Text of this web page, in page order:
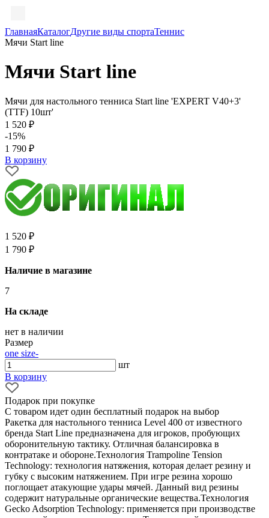
ГлавнаяКаталогДругие виды спортаТеннис
Мячи Start line
Мячи Start line
Мячи для настольного тенниса Start line 'EXPERT V40+3'
(TTF) 10шт'
1 520 ₽
-15%
1 790 ₽
В корзину
1 520 ₽
1 790 ₽
Наличие в магазине
7
На складе
нет в наличии
Размер
one size-
шт
В корзину
Подарок при покупке
С товаром идет один бесплатный подарок на выбор
Ракетка для настольного тенниса Level 400 от известного
бренда Start Line предназначена для игроков, пробующих
оборонительную тактику. Отличная балансировка в
контратаке и обороне.Технология Trampoline Tension
Technology: технология натяжения, которая делает резину и
губку с высоким натяжением. При игре резина хорошо
поглощает атакующие удары мячей. Данный вид резины
содержит натуральные органические вещества.Технология
Gecko Adsorption Technology: применяется при производстве